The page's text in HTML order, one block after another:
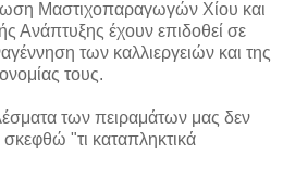
Μαστιχοπαραγωγών Χίου και
Ανάπτυξης έχουν επιδοθεί σε
των καλλιεργειών και της
τους.
των πειραμάτων μας δεν
"τι καταπληκτικά